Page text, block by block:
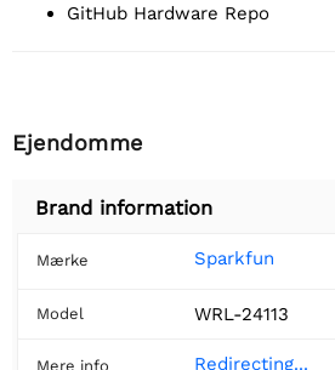
GitHub Hardware Repo
Ejendomme
Brand information
Mærke Sparkfun
Model WRL-24113
Mere info Redirecting...